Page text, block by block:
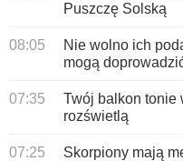
Puszczę Solską
08:05
Nie wolno ich
mogą
07:35
Twój balkon tonie
rozświetlą
07:25
Skorpiony mają